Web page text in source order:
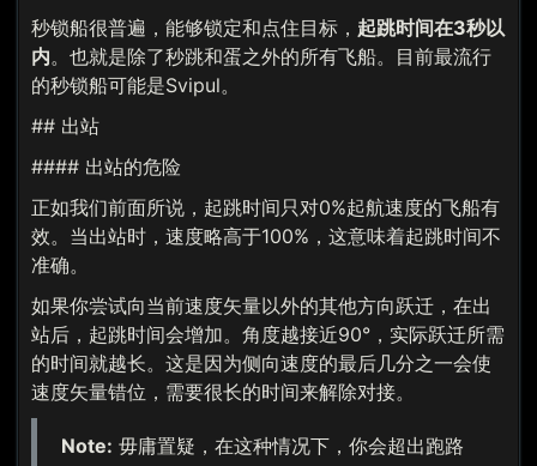
秒锁船很普遍，能够锁定和点住目标， 起跳时间在3秒以
内。也就是除了秒跳和蛋之外的所有飞船。目前最流行
的秒锁船可能是Svipul。
## 出站
#### 出站的危险
正如我们前面所说，起跳时间只对0%起航速度的飞船有
效。当出站时，速度略高于100%，这意味着起跳时间不
准确。
如果你尝试向当前速度矢量以外的其他方向跃迁，在出
站后，起跳时间会增加。角度越接近90°，实际跃迁所需
的时间就越长。这是因为侧向速度的最后几分之一会使
速度矢量错位，需要很长的时间来解除对接。
Note: 毋庸置疑，在这种情况下，你会超出跑路